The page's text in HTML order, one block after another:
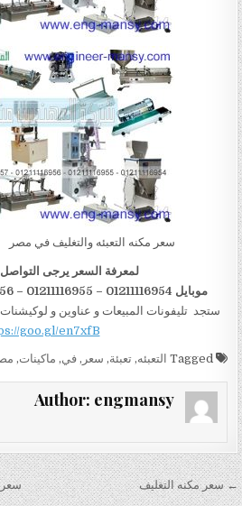
سعر مكنه التعبئه والتغليف في مصر
لمعرفة السعر يرجى التواصل
موبايل 01211116954 – 01211116955 – 01211116956–01211116958
ستجد تليفونات المبيعات و عناوين و
goo.gl/en7xfB
Tagged التعبئه,تعبئة, سعر ,في, ماكينات,
Author: engmansy
تصفّح المقالات سعر ← سعر مكنه التغليف